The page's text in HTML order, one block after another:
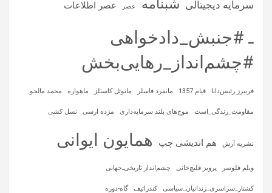
سرمایه‌ دیجیتالی شبنامه عصر عصر اطلاعات
ـ #جنبش_دادخواهی
#چشم‌انداز_رهایی‌بخش
فریبرز رئیس‌دانا قیام 1357 مانفرد فاسلر مانوئل کاستلز ماهواره‌ محمد مالجو
مقاومت_زندگی_است موج‌های بلند سرمایه‌داری مژده ارسی نسل کشی
نشریه آرش هم اندیشی چپ همایون ایوانی
ویلم فلوسر پرویز قلیچ‌خانی چشم‌انداز تاریخی‌ـ‌جهانی
کشتار_سراسری_زندانیان_سیاسی کندراتیف گاه-دوره